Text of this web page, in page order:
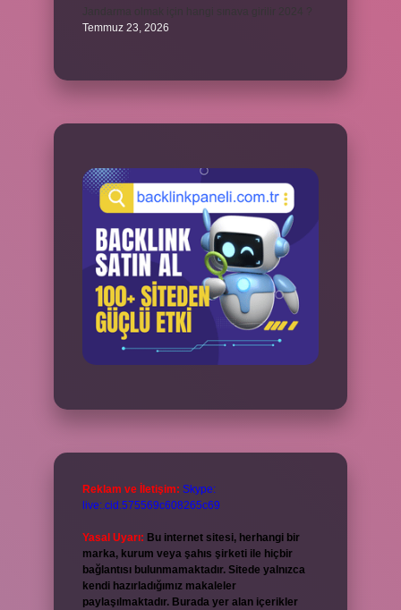
Temmuz 23, 2026
Reklam ve İletişim: Skype:
live:.cid.575569c608265c69
Yasal Uyarı: Bu internet sitesi, herhangi bir
marka, kurum veya şahıs şirketi ile hiçbir
bağlantısı bulunmamaktadır. Sitede yalnızca
kendi hazırladığımız makaleler
paylaşılmaktadır. Burada yer alan içerikler